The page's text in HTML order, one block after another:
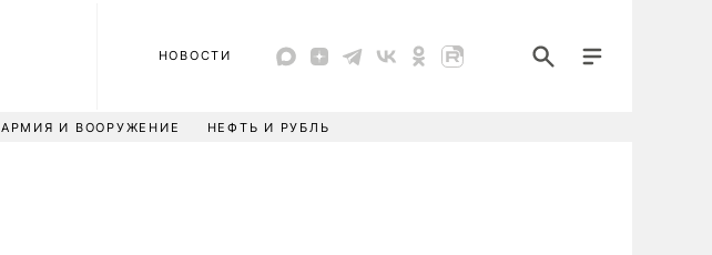
НОВОСТИ
АРМИЯ И ВООРУЖЕНИЕ НЕФТЬ И РУБЛЬ